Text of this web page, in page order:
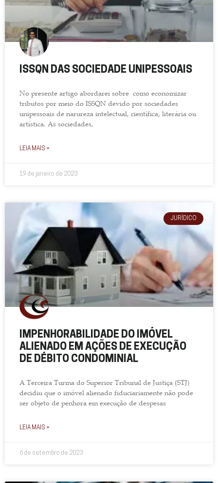
ISSQN DAS SOCIEDADE UNIPESSOAIS
No presente artigo abordarei sobre como economizar
tributos por meio do ISSQN devido por sociedades
unipessoais de narureza intelectual, científica, literária ou
artística. As sociedades,
LEIA MAIS »
19 de janeiro de 2023
JURÍDICO
IMPENHORABILIDADE DO IMÓVEL
ALIENADO EM AÇÕES DE EXECUÇÃO
DE DÉBITO CONDOMINIAL
A Terceira Turma do Superior Tribunal de Justiça (STJ)
decidiu que o imóvel alienado fiduciariamente não pode
ser objeto de penhora em execução de despesas
LEIA MAIS »
6 de setembro de 2023